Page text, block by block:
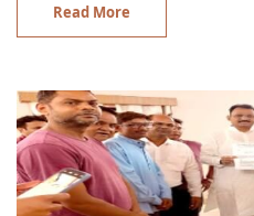
Read More